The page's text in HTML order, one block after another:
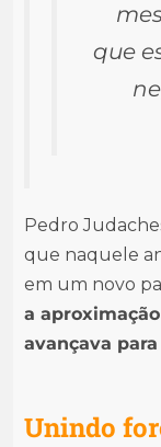
que
Pedro
que naquele
em um novo
a
avançava
Unindo